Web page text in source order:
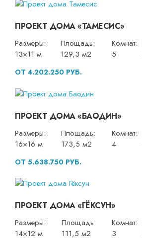
ПРОЕКТ ДОМА «ТАМЕСИС»
Размеры:
13×11 м
Площадь:
129,3 м2
Комнат:
5
ОТ 4.202.250 РУБ.
ПРОЕКТ ДОМА «БАОДИН»
Размеры:
16×16 м
Площадь:
173,5 м2
Комнат:
4
ОТ 5.638.750 РУБ.
ПРОЕКТ ДОМА «ГЁКСУН»
Размеры:
14×12 м
Площадь:
111,5 м2
Комнат:
3